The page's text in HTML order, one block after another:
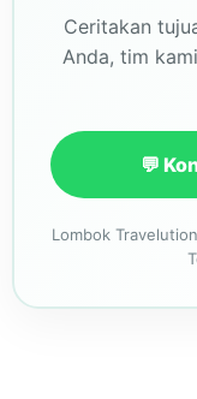
Ceritakan
Anda, tim
💬
Lombok